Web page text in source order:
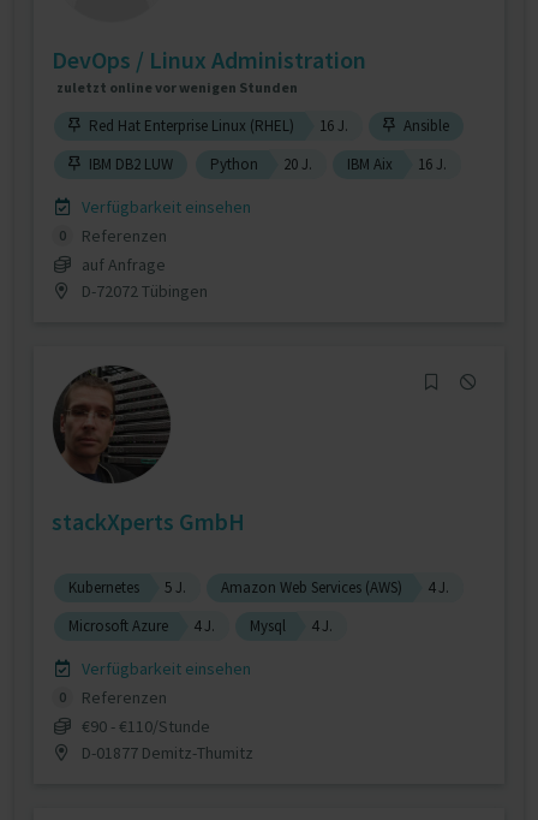
DevOps / Linux Administration
zuletzt online vor wenigen Stunden
Red Hat Enterprise Linux (RHEL) 16 J.
Ansible
IBM DB2 LUW
Python 20 J. IBM Aix 16 J.
Verfügbarkeit einsehen
0
Referenzen
auf Anfrage
D-72072 Tübingen
stackXperts GmbH
Kubernetes 5 J. Amazon Web Services (AWS)
4 J.
Microsoft Azure
4 J. Mysql 4 J.
Verfügbarkeit einsehen
0
Referenzen
€90 - €110/Stunde
D-01877 Demitz-Thumitz